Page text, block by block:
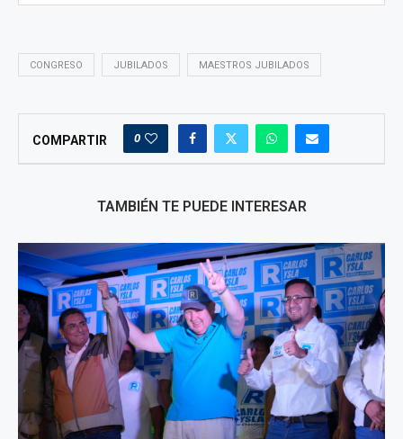
CONGRESO JUBILADOS MAESTROS JUBILADOS
COMPARTIR 0
TAMBIÉN TE PUEDE INTERESAR